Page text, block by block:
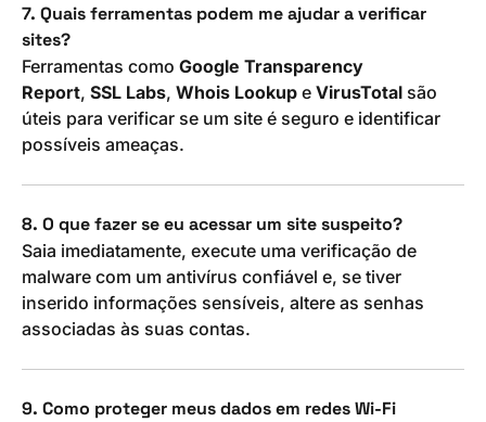
7. Quais ferramentas podem me ajudar a verificar
sites?
Ferramentas como Google Transparency
Report, SSL Labs, Whois Lookup e VirusTotal são
úteis para verificar se um site é seguro e identificar
possíveis ameaças.
8. O que fazer se eu acessar um site suspeito?
Saia imediatamente, execute uma verificação de
malware com um antivírus confiável e, se tiver
inserido informações sensíveis, altere as senhas
associadas às suas contas.
9. Como proteger meus dados em redes Wi-Fi